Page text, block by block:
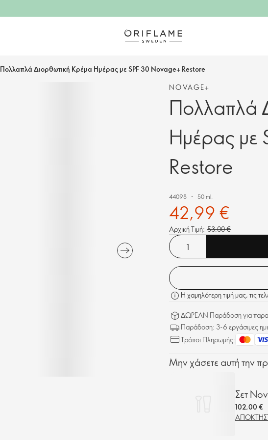
Πολλαπλά Διορθωτική Κρέμα Ημέρας με SPF 30 Novage+ Restore
NOVAGE+
Πολλαπλά
Ημέρας με
Restore
44098 50 ml.
42,99 €
Αρχική Τιμή: 53,00 €
Η χαμηλότερη τιμή μας, τις
ΔΩΡΕΑΝ Παράδοση για
Παράδοση: 3-6 εργάσιμες
Τρόποι Πληρωμής:
Μην χάσετε αυτή την
Σετ
102,00 €